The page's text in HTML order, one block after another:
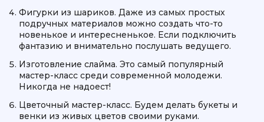
Фигурки из шариков. Даже из самых простых
подручных материалов можно создать что-то
новенькое и интересненькое. Если подключить
фантазию и внимательно послушать ведущего.
Изготовление слайма. Это самый популярный
мастер-класс среди современной молодежи.
Никогда не надоест!
Цветочный мастер-класс. Будем делать букеты и
венки из живых цветов своими руками.